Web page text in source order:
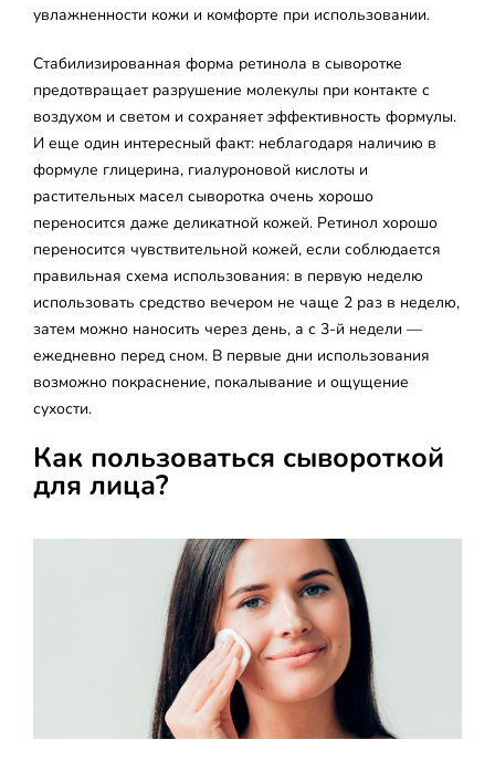
увлажненности кожи и комфорте при использовании.
Стабилизированная форма ретинола в сыворотке
предотвращает разрушение молекулы при контакте с
воздухом и светом и сохраняет эффективность формулы.
И еще один интересный факт: неблагодаря наличию в
формуле глицерина, гиалуроновой кислоты и
растительных масел сыворотка очень хорошо
переносится даже деликатной кожей. Ретинол хорошо
переносится чувствительной кожей, если соблюдается
правильная схема использования: в первую неделю
использовать средство вечером не чаще 2 раз в неделю,
затем можно наносить через день, а с 3-й недели —
ежедневно перед сном. В первые дни использования
возможно покраснение, покалывание и ощущение
сухости.
Как пользоваться сывороткой
для лица?